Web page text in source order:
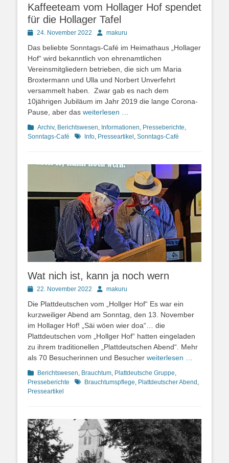
Kaffeeteam vom Hollager Hof spendet
für die Hollager Tafel
Posted24. November 2022 Autormakuru
Das beliebte Sonntags-Café im Heimathaus „Hollager
Hof“ wird bekanntlich von ehrenamtlichen
Vereinsmitgliedern betrieben, die sich um Maria
Broxtermann und Ulla und Norbert Unverfehrt
versammelt haben. Zwar gab es nach dem
10jährigen Jubiläum im Jahr 2019 die lange Corona-
Pause, aber das weiterlesen …
Kategorien
Archiv, Berichtswesen Informationen Presseberichte
Sonntags-Café
Schlagworte
Info Presseartikel Sonntags-Café
Wat nich ist, kann ja noch wern
Posted22. November 2022 Autormakuru
Die Plattdeutschen vom „Hollger Hof“ Es war ein
kurzweiliger Abend am Sonntag, den 13. November
im Hollager Hof! „Säi wöen wier doa“… die
Plattdeutschen vom „Hollger Hof“ hatten eingeladen
zu ihrem traditionellen „Plattdeutschen Abend“. Mehr
als 70 Besucherinnen und Besucher weiterlesen …
Kategorien
Berichtswesen, Brauchtum, Plattdeutsche Gruppe,
Presseberichte
Schlagworte
Brauchtumspflege, Plattdeutscher Abend ,
Presseartikel